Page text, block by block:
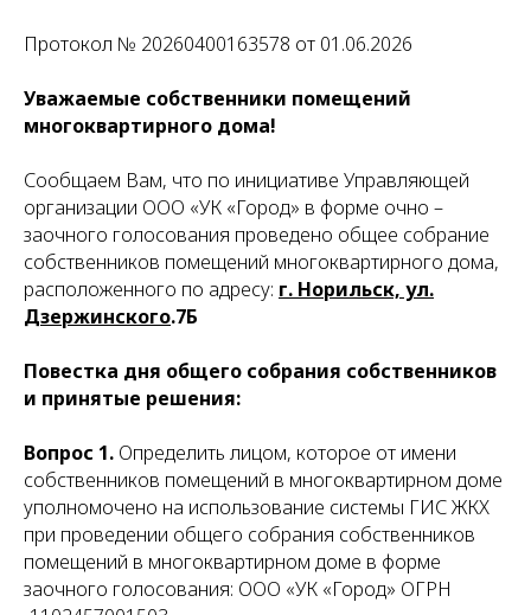
Протокол № 20260400163578 от 01.06.2026
Уважаемые собственники помещений
многоквартирного дома!
Сообщаем Вам, что по инициативе Управляющей
организации ООО «УК «Город» в форме очно –
заочного голосования проведено общее собрание
собственников помещений многоквартирного дома,
расположенного по адресу: г. Норильск, ул.
Дзержинского.7Б
Повестка дня общего собрания собственников
и принятые решения:
Вопрос 1. Определить лицом, которое от имени
собственников помещений в многоквартирном доме
уполномочено на использование системы ГИС ЖКХ
при проведении общего собрания собственников
помещений в многоквартирном доме в форме
заочного голосования: ООО «УК «Город» ОГРН